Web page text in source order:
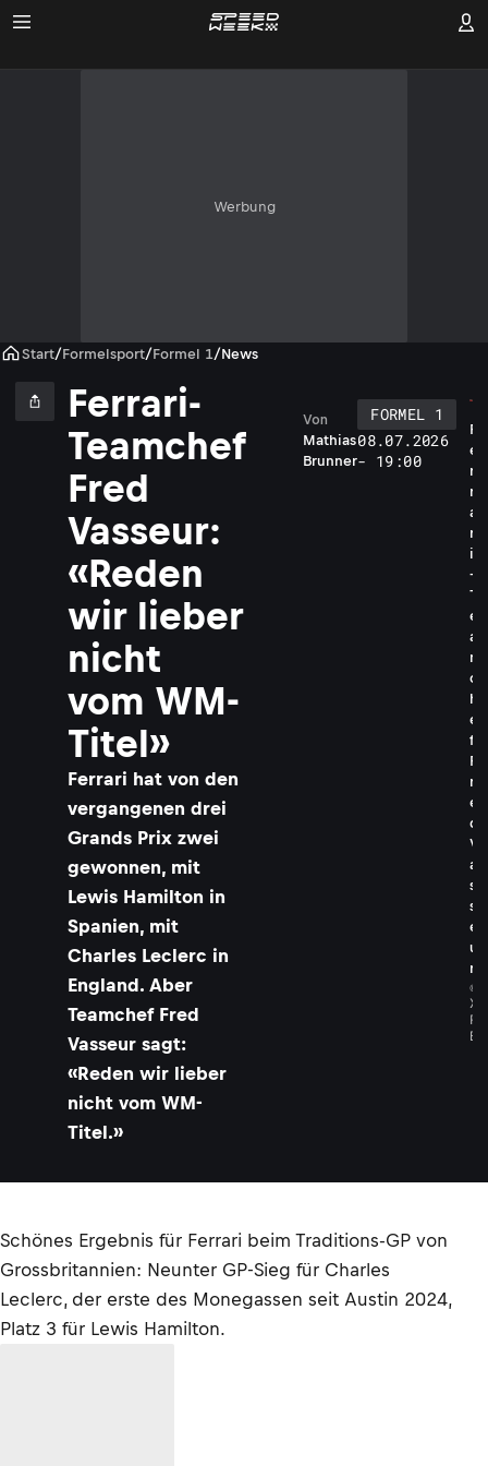
Werbung
Start/Formelsport/Formel 1/News
Ferrari-
Teamchef
Fred
Vasseur:
«Reden
wir lieber
nicht
vom WM-
Titel»
Ferrari hat von den
vergangenen drei
Grands Prix zwei
gewonnen, mit
Lewis Hamilton in
Spanien, mit
Charles Leclerc in
England. Aber
Teamchef Fred
Vasseur sagt:
«Reden wir lieber
nicht vom WM-
Titel.»
Mathias
Brunner
Von
FORMEL 1
08.07.2026
- 19:00
F
e
r
r
a
r
i
-
T
e
a
m
c
h
e
f
F
r
e
d
V
a
s
s
e
u
r
©
X
P
B
Schönes Ergebnis für Ferrari beim Traditions-GP von
Grossbritannien: Neunter GP-Sieg für Charles
Leclerc, der erste des Monegassen seit Austin 2024,
Platz 3 für Lewis Hamilton.